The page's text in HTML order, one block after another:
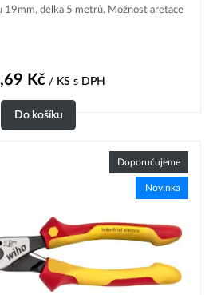
19mm, délka 5 metrů. Možnost aretace
Kč / KS s DPH
Do košíku
Doporučujeme
Novinka